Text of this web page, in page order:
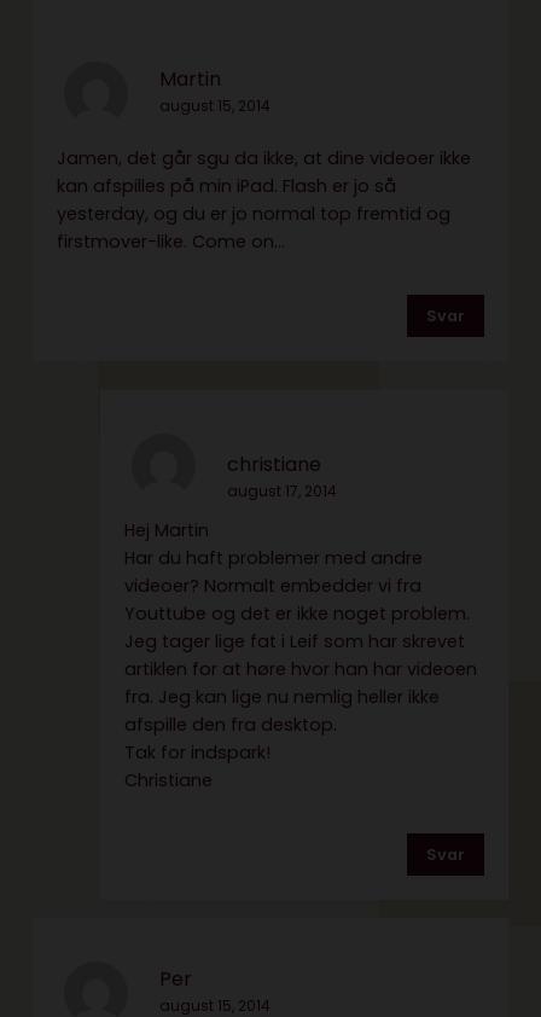
Martin
august 15, 2014
Jamen, det går sgu da ikke, at dine videoer ikke
kan afspilles på min iPad. Flash er jo så
yesterday, og du er jo normal top fremtid og
firstmover-like. Come on…
Svar
christiane
august 17, 2014
Hej Martin
Har du haft problemer med andre
videoer? Normalt embedder vi fra
Youttube og det er ikke noget problem.
Jeg tager lige fat i Leif som har skrevet
artiklen for at høre hvor han har videoen
fra. Jeg kan lige nu nemlig heller ikke
afspille den fra desktop.
Tak for indspark!
Christiane
Svar
Per
august 15, 2014